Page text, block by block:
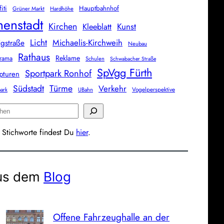
Grüner Markt Hardhöhe Hauptbahnhof
Kirchen Kleeblatt Kunst
Licht Michaelis-Kirchweih Neubau
Rathaus Reklame Schulen Schwabacher Straße
Sportpark Ronhof SpVgg Fürth
Südstadt Türme UBahn Verkehr Vogelperspektive
findest Du hier.
dem Blog
Offene Fahrzeughalle an der